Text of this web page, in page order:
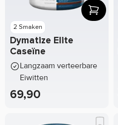
2 Smaken
Dymatize Elite
Caseïne
Langzaam verteerbare
Eiwitten
69,90